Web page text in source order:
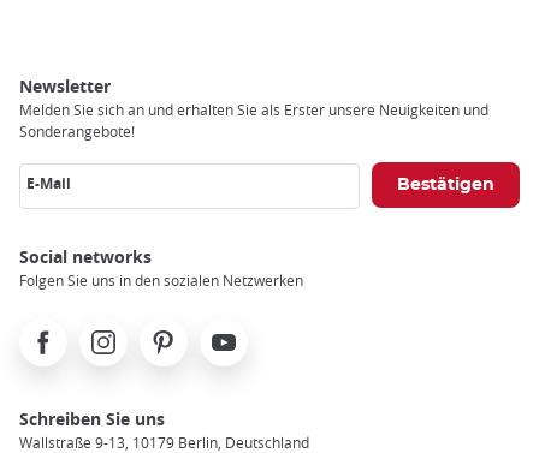
Newsletter
Melden Sie sich an und erhalten Sie als Erster unsere Neuigkeiten und
Sonderangebote!
E-Mail
Social networks
Folgen Sie uns in den sozialen Netzwerken
FacebookInstagramPinterest Youtube
Schreiben Sie uns
Wallstraße 9-13, 10179 Berlin, Deutschland